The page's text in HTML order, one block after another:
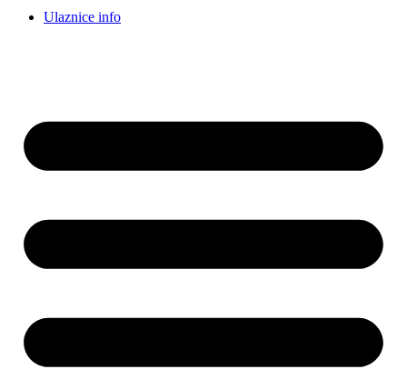
Ulaznice info